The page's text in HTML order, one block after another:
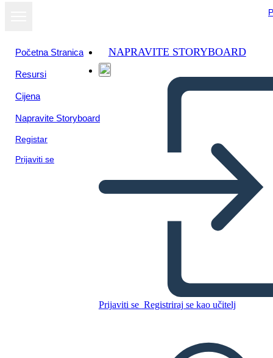
Početna Stranica
Resursi
Cijena
Napravite Storyboard
Registar
Prijaviti se
NAPRAVITE STORYBOARD
Prijaviti se Registriraj se kao učitelj
Machu Picchu Answers
IZRADITE PLOČU SCENARIJA